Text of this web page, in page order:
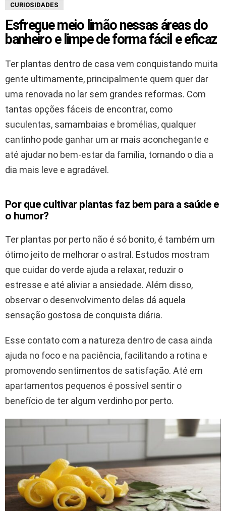
CURIOSIDADES
Esfregue meio limão nessas áreas do
banheiro e limpe de forma fácil e eficaz
Ter plantas dentro de casa vem conquistando muita
gente ultimamente, principalmente quem quer dar
uma renovada no lar sem grandes reformas. Com
tantas opções fáceis de encontrar, como
suculentas, samambaias e bromélias, qualquer
cantinho pode ganhar um ar mais aconchegante e
até ajudar no bem-estar da família, tornando o dia a
dia mais leve e agradável.
Por que cultivar plantas faz bem para a saúde e
o humor?
Ter plantas por perto não é só bonito, é também um
ótimo jeito de melhorar o astral. Estudos mostram
que cuidar do verde ajuda a relaxar, reduzir o
estresse e até aliviar a ansiedade. Além disso,
observar o desenvolvimento delas dá aquela
sensação gostosa de conquista diária.
Esse contato com a natureza dentro de casa ainda
ajuda no foco e na paciência, facilitando a rotina e
promovendo sentimentos de satisfação. Até em
apartamentos pequenos é possível sentir o
benefício de ter algum verdinho por perto.